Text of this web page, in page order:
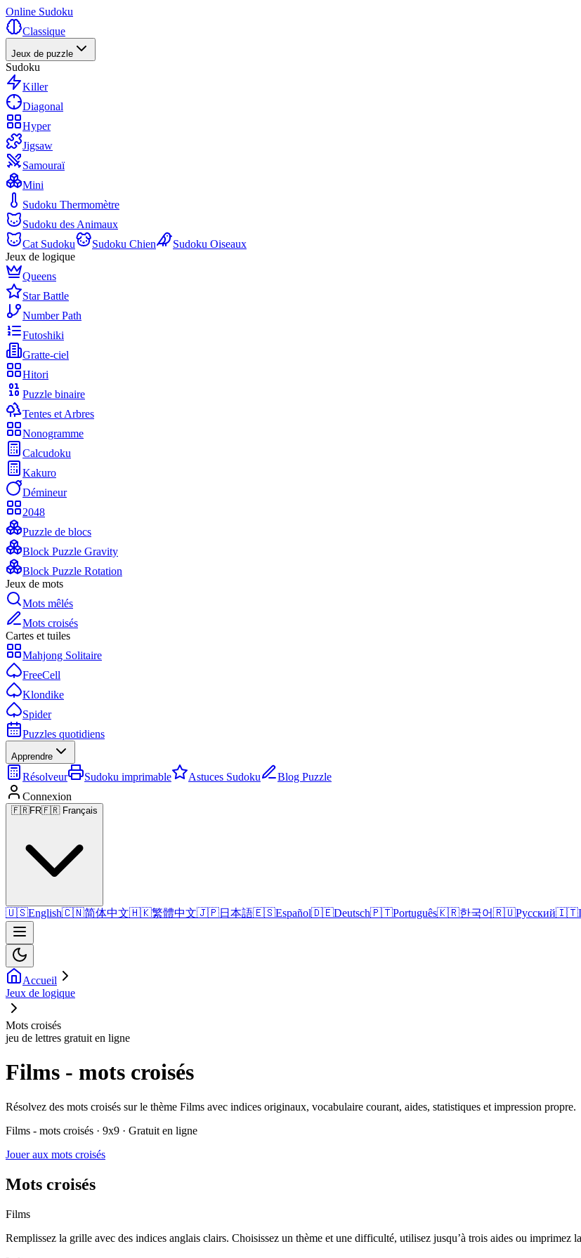
Online Sudoku
Classique
Jeux de puzzle
Sudoku
Killer
Diagonal
Hyper
Jigsaw
Samouraï
Mini
Sudoku Thermomètre
Sudoku des Animaux
Cat Sudoku
Sudoku Chien
Sudoku Oiseaux
Jeux de logique
Queens
Star Battle
Number Path
Futoshiki
Gratte-ciel
Hitori
Puzzle binaire
Tentes et Arbres
Nonogramme
Calcudoku
Kakuro
Démineur
2048
Puzzle de blocs
Block Puzzle Gravity
Block Puzzle Rotation
Jeux de mots
Mots mêlés
Mots croisés
Cartes et tuiles
Mahjong Solitaire
FreeCell
Klondike
Spider
Puzzles quotidiens
Apprendre
Résolveur Sudoku imprimable Astuces Sudoku
Blog Puzzle
Connexion
🇫🇷FR🇫🇷 Français
🇺🇸English🇨🇳简体中文🇭🇰繁體中文🇯🇵日本語🇪🇸Español🇩🇪Deutsch🇵🇹Português🇰🇷한국어🇷🇺Русский🇮🇹
Accueil
Jeux de logique
Mots croisés
jeu de lettres gratuit en ligne
Films - mots croisés
Résolvez des mots croisés sur le thème Films avec indices originaux, vocabulaire courant, aides, statistiques et impression propre.
Films - mots croisés · 9x9 · Gratuit en ligne
Jouer aux mots croisés
Mots croisés
Films
Remplissez la grille avec des indices anglais clairs. Choisissez un thème et une difficulté, utilisez jusqu’à trois aides ou imprimez